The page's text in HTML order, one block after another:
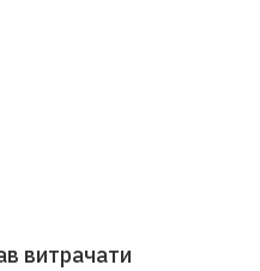
витрачати